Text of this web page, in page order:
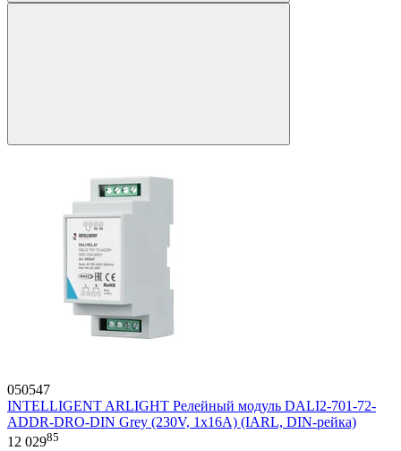
050547
INTELLIGENT ARLIGHT Релейный модуль DALI2-701-72-
ADDR-DRO-DIN Grey (230V, 1x16A) (IARL, DIN-рейка)
12 02985